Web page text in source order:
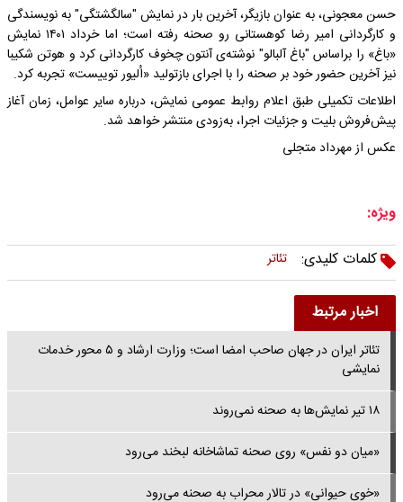
حسن معجونی، به عنوان بازیگر، آخرین بار در نمایش "سالگشتگی" به نویسندگی
و کارگردانی امیر رضا کوهستانی رو صحنه رفته است؛ اما خرداد ۱۴۰۱ نمایش
«باغ» را براساس "باغ آلبالو" نوشته‌ی آنتون چخوف کارگردانی کرد و هوتن شکیبا
نیز آخرین حضور خود بر صحنه را با اجرای بازتولید «اُلیور توییست» تجربه کرد.
اطلاعات تکمیلی طبق اعلام روابط عمومی نمایش، درباره سایر عوامل، زمان آغاز
پیش‌فروش بلیت و جزئیات اجرا، به‌زودی منتشر خواهد شد.
عکس از مهرداد متجلی
ویژه:
کلمات کلیدی:
تئاتر
اخبار مرتبط
تئاتر ایران در جهان صاحب امضا است؛ وزارت ارشاد و ۵ محور خدمات
نمایشی
۱۸ تیر نمایش‌ها به صحنه نمی‌روند
«میان دو نفس» روی صحنه تماشاخانه لبخند می‌رود
«خوی حیوانی» در تالار محراب به صحنه می‌رود